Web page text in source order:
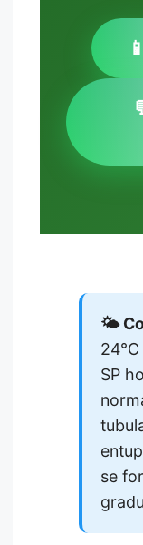
🌤️
SP
se